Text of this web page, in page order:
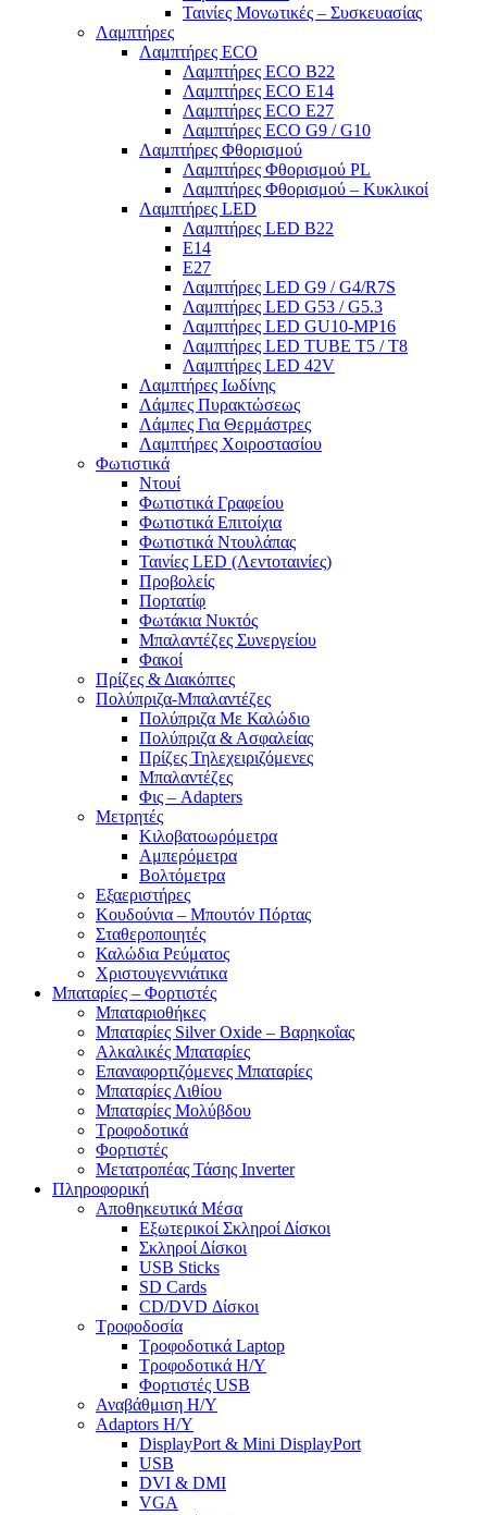
Ταινίες Μονωτικές – Συσκευασίας
Λαμπτήρες
Λαμπτήρες ECO
Λαμπτήρες ECO B22
Λαμπτήρες ECO E14
Λαμπτήρες ECO E27
Λαμπτήρες ECO G9 / G10
Λαμπτήρες Φθορισμού
Λαμπτήρες Φθορισμού PL
Λαμπτήρες Φθορισμού – Κυκλικοί
Λαμπτήρες LED
Λαμπτήρες LED B22
E14
E27
Λαμπτήρες LED G9 / G4/R7S
Λαμπτήρες LED G53 / G5.3
Λαμπτήρες LED GU10-ΜΡ16
Λαμπτήρες LED TUBE T5 / T8
Λαμπτήρες LED 42V
Λαμπτήρες Ιωδίνης
Λάμπες Πυρακτώσεως
Λάμπες Για Θερμάστρες
Λαμπτήρες Χοιροστασίου
Φωτιστικά
Ντουί
Φωτιστικά Γραφείου
Φωτιστικά Επιτοίχια
Φωτιστικά Ντουλάπας
Ταινίες LED (Λεντοταινίες)
Προβολείς
Πορτατίφ
Φωτάκια Νυκτός
Μπαλαντέζες Συνεργείου
Φακοί
Πρίζες & Διακόπτες
Πολύπριζα-Μπαλαντέζες
Πολύπριζα Με Καλώδιο
Πολύπριζα & Ασφαλείας
Πρίζες Τηλεχειριζόμενες
Μπαλαντέζες
Φις – Adapters
Μετρητές
Κιλοβατοωρόμετρα
Αμπερόμετρα
Βολτόμετρα
Εξαεριστήρες
Κουδούνια – Μπουτόν Πόρτας
Σταθεροποιητές
Καλώδια Ρεύματος
Χριστουγεννιάτικα
Μπαταρίες – Φορτιστές
Μπαταριοθήκες
Μπαταρίες Silver Oxide – Βαρηκοΐας
Αλκαλικές Μπαταρίες
Επαναφορτιζόμενες Μπαταρίες
Μπαταρίες Λιθίου
Μπαταρίες Μολύβδου
Τροφοδοτικά
Φορτιστές
Μετατροπέας Τάσης Inverter
Πληροφορική
Αποθηκευτικά Μέσα
Εξωτερικοί Σκληροί Δίσκοι
Σκληροί Δίσκοι
USB Sticks
SD Cards
CD/DVD Δίσκοι
Τροφοδοσία
Τροφοδοτικά Laptop
Τροφοδοτικά Η/Υ
Φορτιστές USB
Αναβάθμιση Η/Υ
Adaptors Η/Υ
DisplayPort & Mini DisplayPort
USB
DVI & DMI
VGA